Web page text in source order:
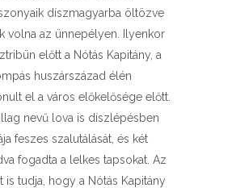
díszmagyarba öltözve
volna az ünnepélyen. Ilyenkor
előtt a Nótás Kapitány, a
huszárszázad élén
el a város előkelősége előtt.
nevű lova is díszlépésben
feszes szalutálását, és két
fogadta a lelkes tapsokat. Az
is tudja, hogy a Nótás Kapitány